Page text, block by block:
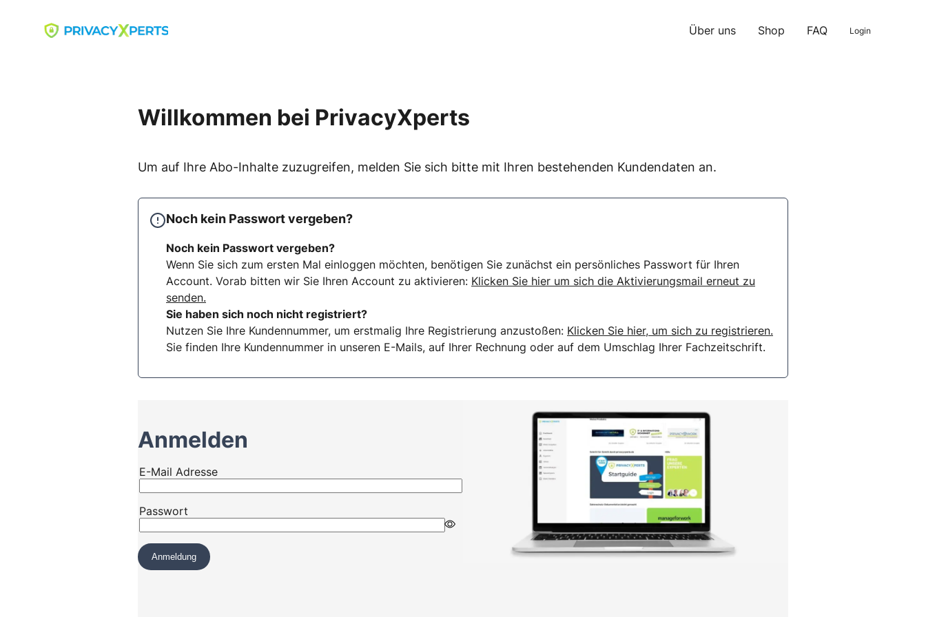
Go to landing page. Über uns Shop FAQ Login
Willkommen bei PrivacyXperts
Um auf Ihre Abo-Inhalte zuzugreifen, melden Sie sich bitte mit Ihren bestehenden Kundendaten an.
Noch kein Passwort vergeben?
Noch kein Passwort vergeben?
Wenn Sie sich zum ersten Mal einloggen möchten, benötigen Sie zunächst ein persönliches Passwort für Ihren
Account. Vorab bitten wir Sie Ihren Account zu aktivieren: Klicken Sie hier um sich die Aktivierungsmail erneut zu
senden.
Sie haben sich noch nicht registriert?
Nutzen Sie Ihre Kundennummer, um erstmalig Ihre Registrierung anzustoßen: Klicken Sie hier, um sich zu registrieren.
Sie finden Ihre Kundennummer in unseren E-Mails, auf Ihrer Rechnung oder auf dem Umschlag Ihrer Fachzeitschrift.
Anmelden